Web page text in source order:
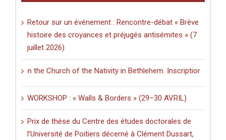
Retour sur un événement : Rencontre-débat « Brève
histoire des croyances et préjugés antisémites » (7
juillet 2026)
in the Church of the Nativity in Bethlehem. Inscriptions and
WORKSHOP : « Walls & Borders » (29–30 AVRIL)
Prix de thèse du Centre des études doctorales de
l’Université de Poitiers décerné à Clément Dussart,